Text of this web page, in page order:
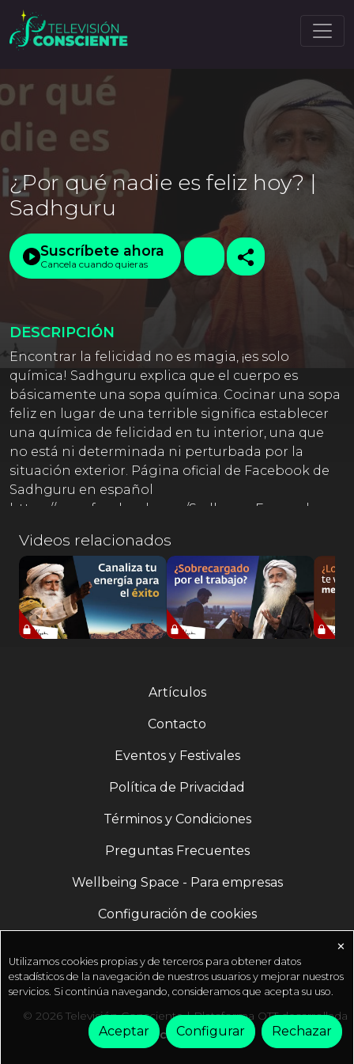
¿Por qué nadie es feliz hoy? |
Sadhguru
Suscríbete ahora
Cancela cuando quieras
DESCRIPCIÓN
Encontrar la felicidad no es magia, ¡es solo
química! Sadhguru explica que el cuerpo es
básicamente una sopa química. Cocinar una sopa
feliz en lugar de una terrible significa establecer
una química de felicidad en tu interior, una que
no está ni determinada ni perturbada por la
situación exterior. Página oficial de Facebook de
Sadhguru en español
https://www.facebook.com/SadhguruEspanol
palabras de Sadhguru de la mejor forma posible
de acuerdo a nuestro entendimiento. Ofrecemos
una disculpa si la traducción contiene errores, ya
que es un enorme reto traducir la sabiduría
hablada de un místico. Por favor, utiliza nuestro
formulario para hacernos llegar tus comentarios y
https://tinyurl.com/y9jg4kpx
Videos relacionados
Artículos
Contacto
Eventos y Festivales
Política de Privacidad
Términos y Condiciones
Preguntas Frecuentes
Wellbeing Space - Para empresas
Configuración de cookies
© 2026 Televisión Consciente | Plataforma OTT desarrollada
porFractal Media
✕
Utilizamos cookies propias y de terceros para obtener datos
estadísticos de la navegación de nuestros usuarios y mejorar nuestros
servicios. Si continúa navegando, consideramos que acepta su uso.
Aceptar Configurar Rechazar